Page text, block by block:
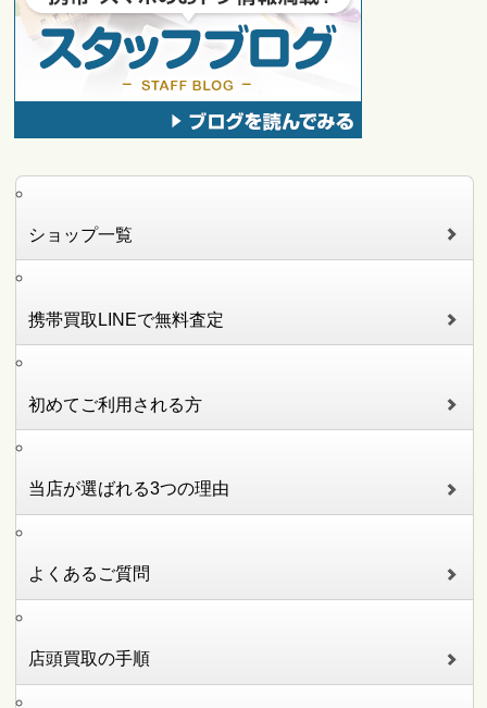
ショップ一覧
携帯買取LINEで無料査定
初めてご利用される方
当店が選ばれる3つの理由
よくあるご質問
店頭買取の手順